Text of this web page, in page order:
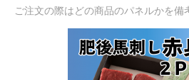
ご注文の際はどの商品のパネルかを備